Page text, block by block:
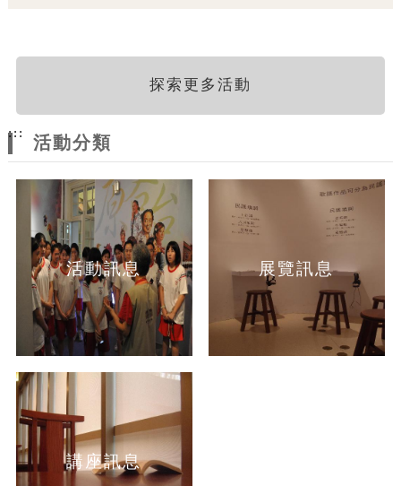
探索更多活動
:::
活動分類
活動訊息 展覽訊息
講座訊息